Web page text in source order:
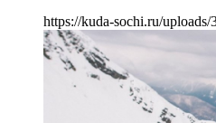
https://kuda-sochi.ru/